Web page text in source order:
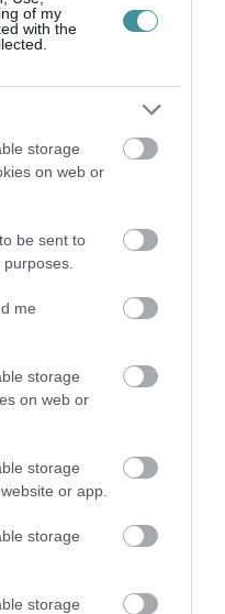
of my
with the
storage
on web or
be sent to
me
storage
on web or
storage
or app.
storage
storage
- tette hozzá - a
támogatására a
különtettek el.
segíteni tud a
megemlítette,
a
fokon pert vesztett
birtokháborítás
a
1995. évi törvény
hangerősségű
de ezek
az ügy olyan
amely